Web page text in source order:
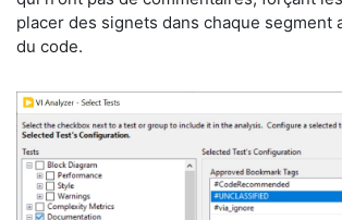
placer des signets dans chaque segment
du code.